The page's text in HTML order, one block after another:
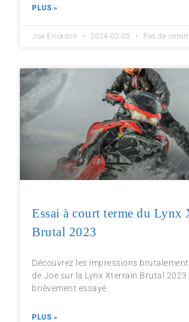
PLUS »
Joe Erickson 2024-02-05 Pas de
Essai à court terme du Lynx
Brutal 2023
Découvrez les impressions
de Joe sur la Lynx Xterrain Brutal 2023
brièvement essayé.
PLUS »